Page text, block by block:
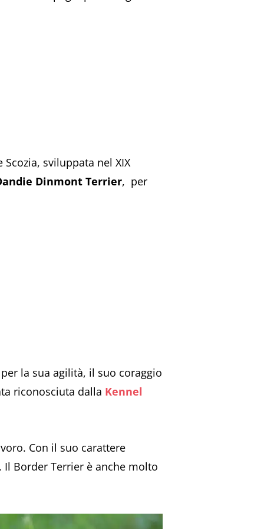
sviluppata nel XIX
Dinmont Terrier, per
la sua agilità, il suo coraggio
riconosciuta dalla Kennel
Con il suo carattere
Border Terrier è anche molto